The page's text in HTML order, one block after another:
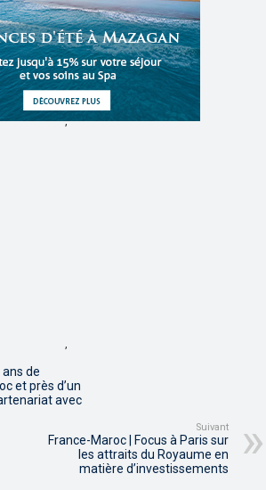
,
,
ans de
et près d’un
avec
Suivant
France-Maroc | Focus à Paris sur
les attraits du Royaume en
matière d’investissements